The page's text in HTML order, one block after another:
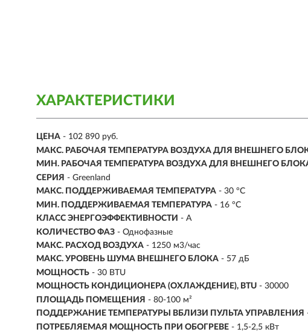
ХАРАКТЕРИСТИКИ
ЦЕНА - 102 890 руб.
МАКС. РАБОЧАЯ ТЕМПЕРАТУРА ВОЗДУХА ДЛЯ ВНЕШНЕГО
МИН. РАБОЧАЯ ТЕМПЕРАТУРА ВОЗДУХА ДЛЯ ВНЕШНЕГО
СЕРИЯ - Greenland
МАКС. ПОДДЕРЖИВАЕМАЯ ТЕМПЕРАТУРА - 30 °С
МИН. ПОДДЕРЖИВАЕМАЯ ТЕМПЕРАТУРА - 16 °С
КЛАСС ЭНЕРГОЭФФЕКТИВНОСТИ - A
КОЛИЧЕСТВО ФАЗ - Однофазные
МАКС. РАСХОД ВОЗДУХА - 1250 м3/час
МАКС. УРОВЕНЬ ШУМА ВНЕШНЕГО БЛОКА - 57 дБ
МОЩНОСТЬ - 30 BTU
МОЩНОСТЬ КОНДИЦИОНЕРА (ОХЛАЖДЕНИЕ), BTU - 30000
ПЛОЩАДЬ ПОМЕЩЕНИЯ - 80-100 м²
ПОДДЕРЖАНИЕ ТЕМПЕРАТУРЫ ВБЛИЗИ ПУЛЬТА УПРАВЛЕНИЯ
ПОТРЕБЛЯЕМАЯ МОЩНОСТЬ ПРИ ОБОГРЕВЕ - 1,5-2,5 кВт